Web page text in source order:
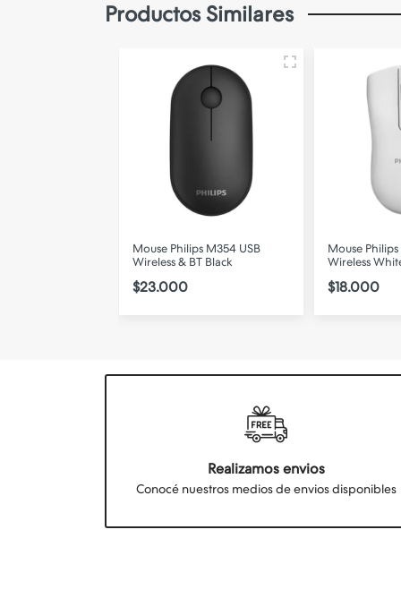
Productos Similares
Mouse Philips M354 USB
Wireless & BT Black
$23.000
Mouse Philips
Wireless
$18.000
Realizamos envios
Conocé nuestros medios de envios disponibles